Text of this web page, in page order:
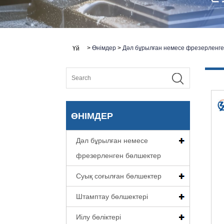
Үй > Өнімдер > Дәл бұрылған немесе
ӨНІМДЕР
Дәл бұрылған немесе
фрезерленген бөлшектер
Суық соғылған бөлшектер
Штамптау бөлшектері
Иілу бөліктері